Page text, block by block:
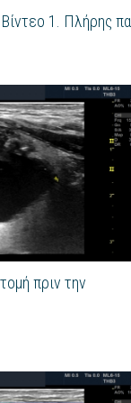
Βίντεο 1. Πλήρης
πριν την